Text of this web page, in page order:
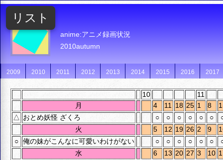
anime:アニメ録画状況
2010autumn
リスト
2009 2010 2011 2012 2013 2014 2015 2016 2017
10
11
月
4 11 18 25 1 8
△ おとめ妖怪 ざくろ ○ ○ ○ ○ ○ ○
火
5 12 19 26 2 9
○ 俺の妹がこんなに可愛いわけがない ○ ○ ○ ○ ○ ○
水
6 13 20 27 3 10